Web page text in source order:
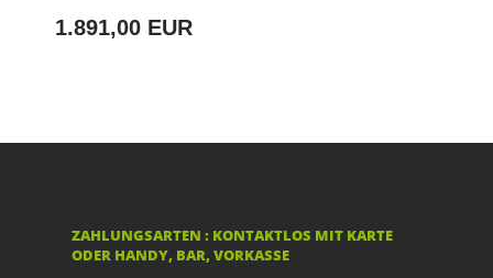
1.891,00 EUR
ZAHLUNGSARTEN : KONTAKTLOS MIT KARTE
ODER HANDY, BAR, VORKASSE